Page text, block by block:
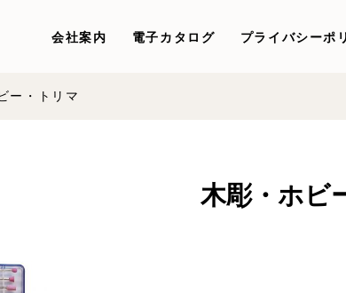
会社案内 電子カタログ プライバシーポ
ー・トリマ
木彫・ホビ